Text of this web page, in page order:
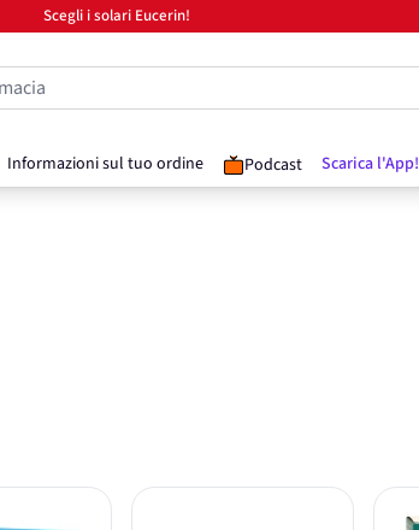
Scegli i solari Eucerin!
Informazioni sul tuo ordine Podcast Scarica l'App!